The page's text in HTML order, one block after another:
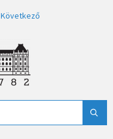
Következő